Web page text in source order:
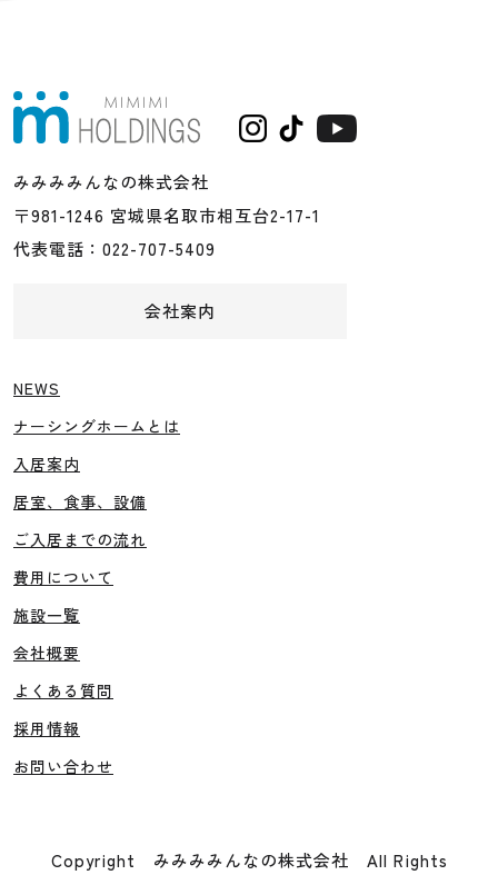
みみみみんなの株式会社
〒981-1246 宮城県名取市相互台2-17-1
代表電話：022-707-5409
会社案内
NEWS
ナーシングホームとは
入居案内
居室、食事、設備
ご入居までの流れ
費用について
施設一覧
会社概要
よくある質問
採用情報
お問い合わせ
Copyright みみみみんなの株式会社 All Rights